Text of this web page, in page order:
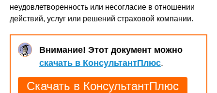
неудовлетворенность или несогласие в отношении
действий, услуг или решений страховой компании.
Внимание! Этот документ можно
скачать в КонсультантПлюс.
Скачать в КонсультантПлюс